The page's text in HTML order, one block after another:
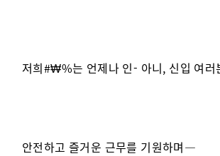
저희#₩%는 언제나 인- 아니, 신입 여러
안전하고 즐거운 근무를 기원하며—